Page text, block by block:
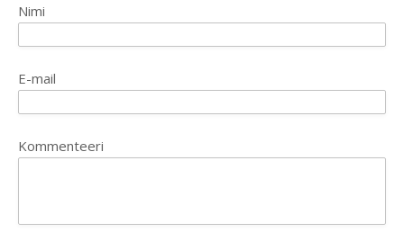
Nimi
E-mail
Kommenteeri